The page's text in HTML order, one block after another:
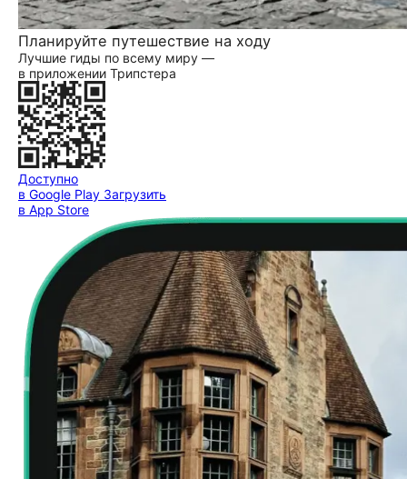
Планируйте путешествие на ходу
Лучшие гиды по всему миру —
в приложении Трипстера
Доступно
в Google Play Загрузить
в App Store